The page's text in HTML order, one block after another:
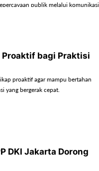
publik melalui komunikasi
Proaktif bagi Praktisi
proaktif agar mampu bertahan
yang bergerak cepat.
DKI Jakarta Dorong